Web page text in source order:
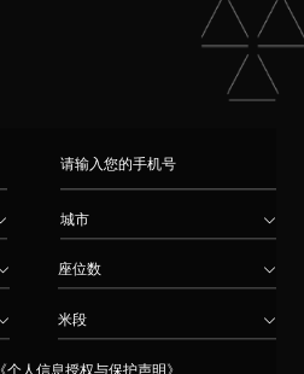
城市
座位数
米段
《个人信息授权与保护声明》